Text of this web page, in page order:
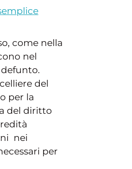
come nella
nel
del
per la
del diritto
nei
per